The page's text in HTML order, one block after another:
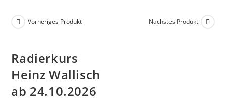
Vorheriges Produkt Nächstes Produkt
Radier­kurs
Heinz Wal­lisch
ab 24.10.2026